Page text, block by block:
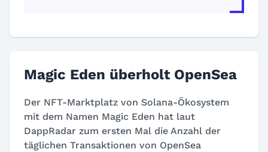
Magic Eden überholt OpenSea
Der NFT-Marktplatz von Solana-Ökosystem
mit dem Namen Magic Eden hat laut
DappRadar zum ersten Mal die Anzahl der
täglichen Transaktionen von OpenSea